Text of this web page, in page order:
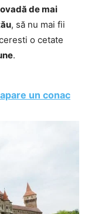
de mai
, să nu mai fii
o cetate
.
un conac